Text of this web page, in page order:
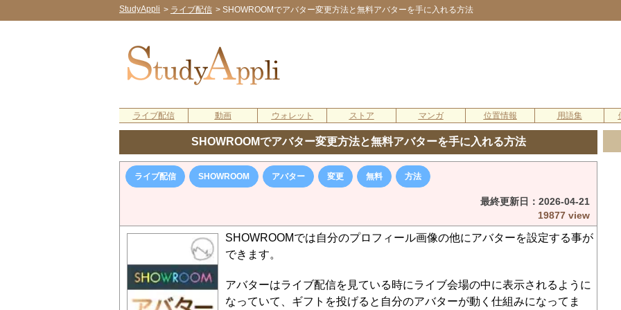
StudyAppli > ライブ配信 > SHOWROOMでアバター変更方法と無料アバターを手に入れる方法
ライブ配信 動画 ウォレット ストア マンガ 位置情報 用語集
SHOWROOMでアバター変更方法と無料アバターを手に入れる方法
ライブ配信 SHOWROOM アバター 変更 無料 方法
最終更新日： 2026-04-21
19877 view
SHOWROOMでは自分のプロフィール画像の他にアバターを設定する事が
できます。
アバターはライブ配信を見ている時にライブ会場の中に表示されるように
なっていて、ギフトを投げると自分のアバターが動く仕組みになってま